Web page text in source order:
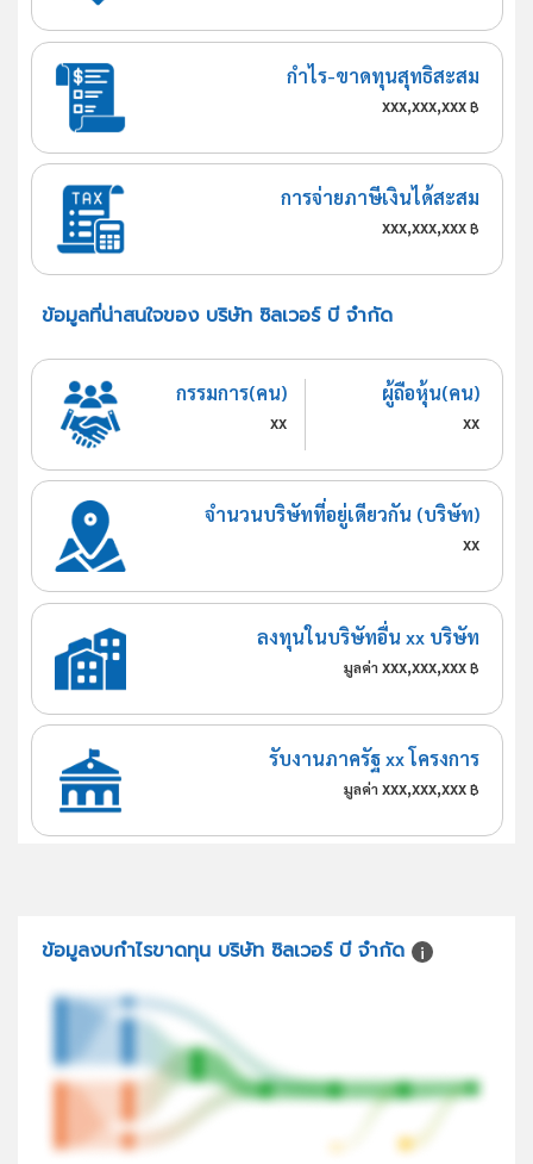
กำไร-ขาดทุนสุทธิสะสม
xxx,xxx,xxx฿
การจ่ายภาษีเงินได้สะสม
xxx,xxx,xxx฿
ข้อมูลที่น่าสนใจของ บริษัท ซิลเวอร์ บี จำกัด
กรรมการ(คน)
xx
ผู้ถือหุ้น(คน)
xx
จำนวนบริษัทที่อยู่เดียวกัน (บริษัท)
xx
ลงทุนในบริษัทอื่น xx บริษัท
มูลค่า xxx,xxx,xxx ฿
รับงานภาครัฐ xx โครงการ
มูลค่า xxx,xxx,xxx ฿
ข้อมูลงบกำไรขาดทุน บริษัท ซิลเวอร์ บี จำกัด